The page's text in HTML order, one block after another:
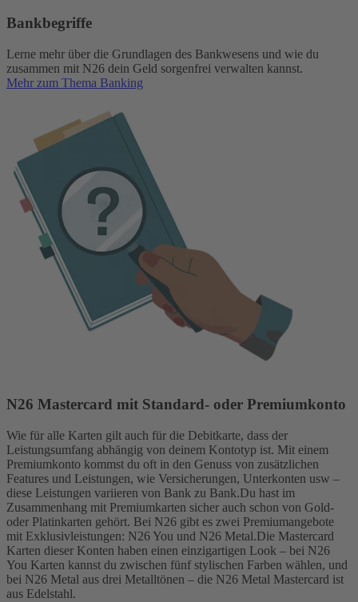
Bankbegriffe
Lerne mehr über die Grundlagen des Bankwesens und wie du
zusammen mit N26 dein Geld sorgenfrei verwalten kannst.
Mehr zum Thema Banking
N26 Mastercard mit Standard- oder Premiumkonto
Wie für alle Karten gilt auch für die Debitkarte, dass der
Leistungsumfang abhängig von deinem Kontotyp ist. Mit einem
Premiumkonto kommst du oft in den Genuss von zusätzlichen
Features und Leistungen, wie Versicherungen, Unterkonten usw –
diese Leistungen variieren von Bank zu Bank.Du hast im
Zusammenhang mit Premiumkarten sicher auch schon von Gold-
oder Platinkarten gehört. Bei N26 gibt es zwei Premiumangebote
mit Exklusivleistungen: N26 You und N26 Metal.Die Mastercard
Karten dieser Konten haben einen einzigartigen Look – bei N26
You Karten kannst du zwischen fünf stylischen Farben wählen, und
bei N26 Metal aus drei Metalltönen – die N26 Metal Mastercard ist
aus Edelstahl.